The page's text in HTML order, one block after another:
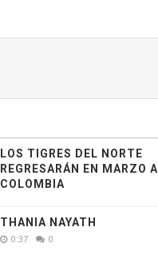
LOS TIGRES DEL NORTE
REGRESARÁN EN MARZO A
COLOMBIA
THANIA NAYATH
0:37 0